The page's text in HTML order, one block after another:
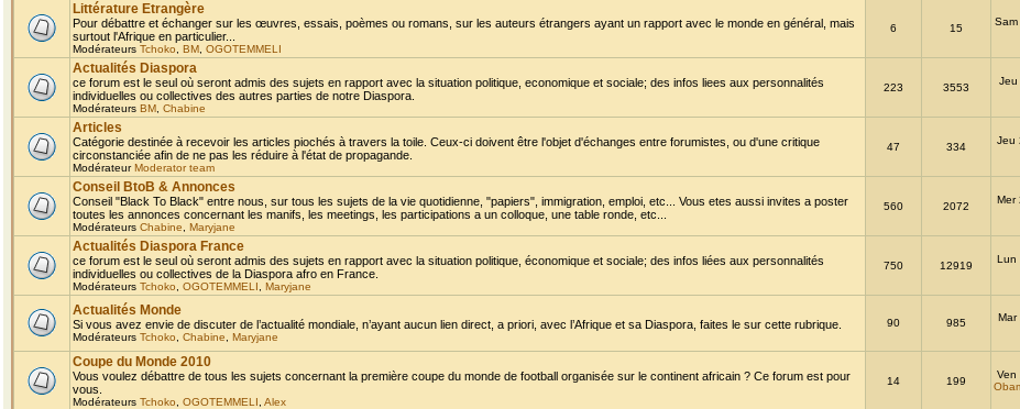
Littérature Etrangère
Pour débattre et échanger sur les œuvres, essais, poèmes ou romans, sur les auteurs étrangers ayant un rapport avec le monde en général, mais
surtout l'Afrique en particulier...
Modérateurs Tchoko BM OGOTEMMELI
6 15
Actualités Diaspora
ce forum est le seul où seront admis des sujets en rapport avec la situation politique, economique et sociale; des infos liees aux personnalités
individuelles ou collectives des autres parties de notre Diaspora.
Modérateurs BM Chabine
223 3553
Jeu
Articles
Catégorie destinée à recevoir les articles piochés à travers la toile. Ceux-ci doivent être l'objet d'échanges entre forumistes, ou d'une critique
circonstanciée afin de ne pas les réduire à l'état de propagande.
ModérateurModerator team
47 334
Jeu
Conseil BtoB & Annonces
Conseil "Black To Black" entre nous, sur tous les sujets de la vie quotidienne, "papiers", immigration, emploi, etc... Vous etes aussi invites a poster
toutes les annonces concernant les manifs, les meetings, les participations a un colloque, une table ronde, etc...
Modérateurs Chabine Maryjane
560 2072
Mer
Actualités Diaspora France
ce forum est le seul où seront admis des sujets en rapport avec la situation politique, économique et sociale; des infos liées aux personnalités
individuelles ou collectives de la Diaspora afro en France.
Modérateurs Tchoko OGOTEMMELI Maryjane
750 12919
Lun
Actualités Monde
Si vous avez envie de discuter de l’actualité mondiale, n’ayant aucun lien direct, a priori, avec l’Afrique et sa Diaspora, faites le sur cette rubrique.
Modérateurs Tchoko Chabine Maryjane
90 985
Mar
Coupe du Monde 2010
Vous voulez débattre de tous les sujets concernant la première coupe du monde de football organisée sur le continent africain ? Ce forum est pour
vous.
Modérateurs Tchoko OGOTEMMELI Alex
14 199
Ven